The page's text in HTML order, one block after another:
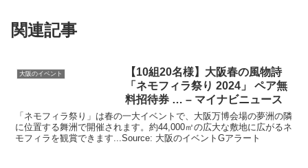
関連記事
大阪のイベント 【10組20名様】 大阪春の風物詩
「ネモフィラ祭り 2024」 ペア無
料招待券 … – マイナビニュース
「ネモフィラ祭り」は春の一大イベントで、大阪万博会場の夢洲の隣
に位置する舞洲で開催されます。約44,000㎡の広大な敷地に広がるネ
モフィラを観賞できます...Source: 大阪のイベントGアラート